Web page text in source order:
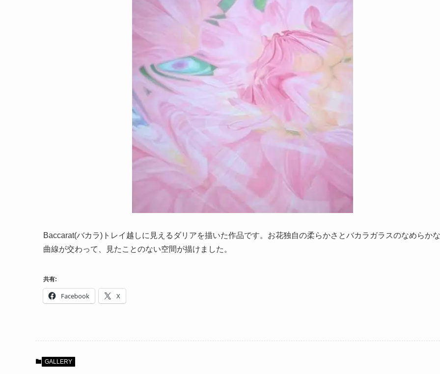
Baccarat(バカラ)トレイ越しに見えるダリアを描いた作品です。お花独自の柔らかさとバカラガラスのなめらかな
曲線が交わって、見たことのない空間が描けました。
共有:
Facebook X
GALLERY